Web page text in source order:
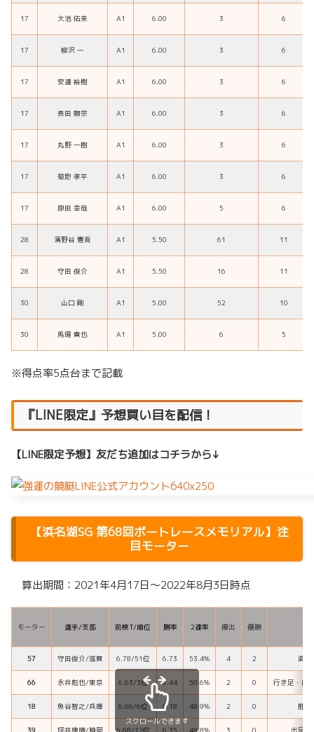
17 大池 佑来 A1 6.00 3 6
17 柳沢 一 A1 6.00 3 6
17 安達 裕樹 A1 6.00 3 6
17 長田 頼宗 A1 6.00 3 6
17 丸野 一樹 A1 6.00 3 6
17 菊地 孝平 A1 6.00 3 6
17 原田 幸哉 A1 6.00 5 6
28 濱野谷 憲吾 A1 5.50 61 11
28 守田 俊介 A1 5.50 16 11
30 山口 剛 A1 5.00 52 10
30 馬場 貴也 A1 5.00 6 5
※得点率5点台まで記載
『LINE限定』予想買い目を配信！
【LINE限定予想】友だち追加はコチラから↓
【浜名湖SG 第68回ボートレースメモリアル】注
目モーター
算出期間：2021年4月17日～2022年8月3日時点
モーター 選手/支部 前検T/順位 勝率 2連率 優出 優勝
57 守田俊介/滋賀 6.78/51位 6.73 53.4% 4 2 直線
66 永井彪也/東京 6.63/3位 6.44 50.6% 2 0 行き足・回
18 魚谷智之/兵庫 6.66/6位 6.18 48.9% 2 0 推進
39 坪井康晴/静岡 6.68/12位 6.35 48.8% 3 0 出足
スクロールできます